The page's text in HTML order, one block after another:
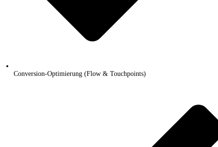
Conversion-Optimierung (Flow & Touchpoints)